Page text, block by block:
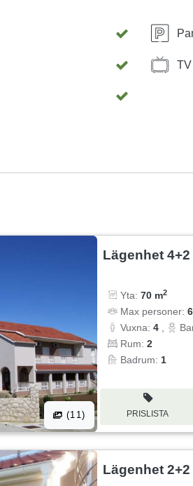
TV
(11)
Lägenhet 4+2
Yta:70 m2
Max personer:6
Vuxna:4
Rum:2
Badrum: 1
PRISLISTA
Lägenhet 2+2